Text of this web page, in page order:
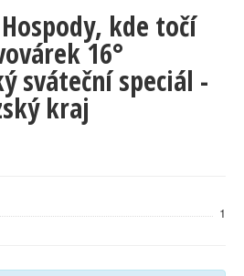
kde točí
16°
sváteční speciál -
kraj
1